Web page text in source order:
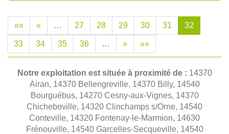
«« « … 27 28 29 30 31 32
33 34 35 36 … » »»
Notre exploitation est située à proximité de : 14370
Airan, 14370 Bellengreville, 14370 Billy, 14540
Bourguébus, 14270 Cesny-aux-Vignes, 14370
Chicheboville, 14320 Clinchamps s/Orne, 14540
Conteville, 14320 Fontenay-le-Marmion, 14630
Frénouville, 14540 Garcelles-Secqueville, 14540